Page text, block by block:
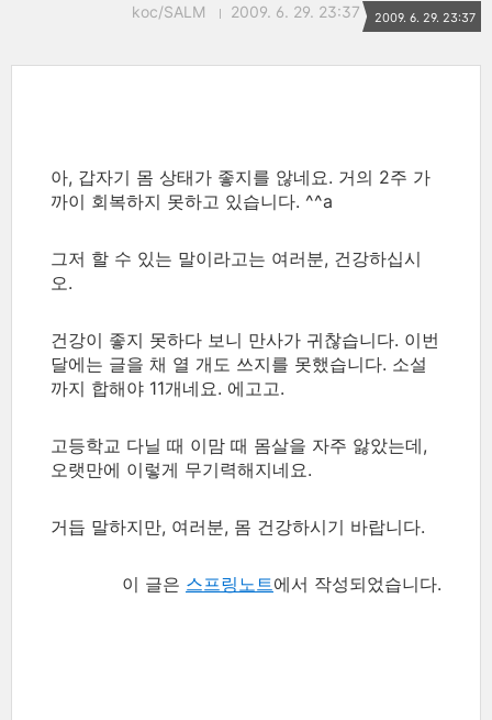
koc/SALM 2009. 6. 29. 23:37 2009. 6. 29. 23:37
아, 갑자기 몸 상태가 좋지를 않네요. 거의 2주 가
까이 회복하지 못하고 있습니다. ^^a
그저 할 수 있는 말이라고는 여러분, 건강하십시
오.
건강이 좋지 못하다 보니 만사가 귀찮습니다. 이번
달에는 글을 채 열 개도 쓰지를 못했습니다. 소설
까지 합해야 11개네요. 에고고.
고등학교 다닐 때 이맘 때 몸살을 자주 앓았는데,
오랫만에 이렇게 무기력해지네요.
거듭 말하지만, 여러분, 몸 건강하시기 바랍니다.
이 글은 스프링노트에서 작성되었습니다.